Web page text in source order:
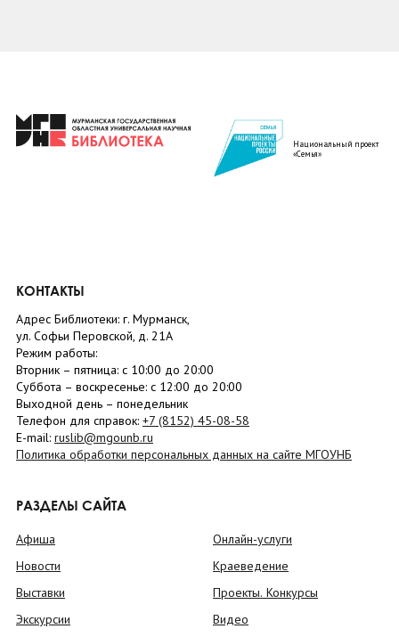
Национальный проект
«Семья»
КОНТАКТЫ
Адрес Библиотеки: г. Мурманск,
ул. Софьи Перовской, д. 21А
Режим работы:
Вторник – пятница: с 10:00 до 20:00
Суббота – воскресенье: c 12:00 до 20:00
Выходной день – понедельник
Телефон для справок: +7 (8152) 45-08-58
E-mail: ruslib@mgounb.ru
Политика обработки персональных данных на сайте МГОУНБ
РАЗДЕЛЫ САЙТА
Афиша
Новости
Выставки
Экскурсии
Онлайн-услуги
Краеведение
Проекты. Конкурсы
Видео